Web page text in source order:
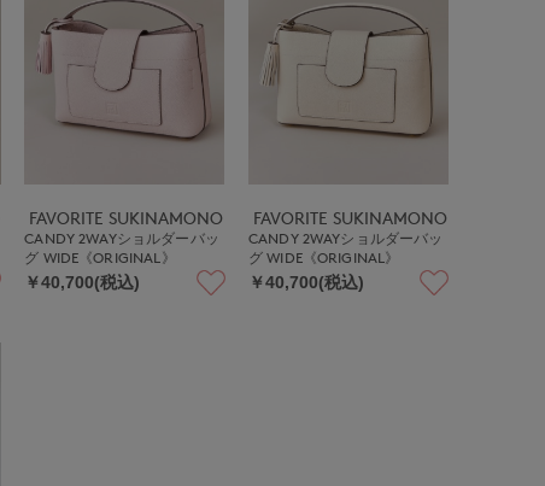
FAVORITE SUKINAMONO
CANDY 2WAYショルダーバッ
グ WIDE《ORIGINAL》
￥40,700(税込)
FAVORITE SUKINAMONO
CANDY 2WAYショルダーバッ
グ WIDE《ORIGINAL》
￥40,700(税込)